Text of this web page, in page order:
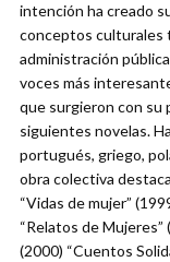
intención ha creado
conceptos culturales
administración
voces más
que surgieron con su
siguientes novelas.
portugués, griego,
obra colectiva
“Vidas de mujer”
“Relatos de Mujeres”
(2000) “Cuentos